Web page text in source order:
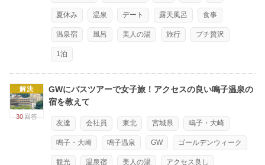
夏休み 温泉 デート 露天風呂 食事
温泉宿 風呂 美人の湯 旅行 プチ贅沢
1泊
解決
30 回答
GWにバスツアーで女子旅！アクセスの良い鳴子温泉の
宿を教えて
友達 会社員 東北 宮城県 鳴子・大崎
鳴子・大崎 鳴子温泉 GW ゴールデンウィーク
観光 温泉宿 美人の湯 アクセス良し